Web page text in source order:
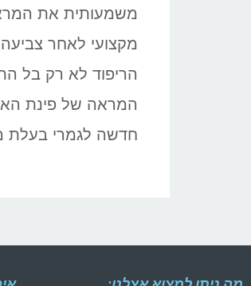
משמעותית את
מקצועי לאחר
הריפוד לא רק בל
המראה של פינת
חדשה לגמרי בעלת